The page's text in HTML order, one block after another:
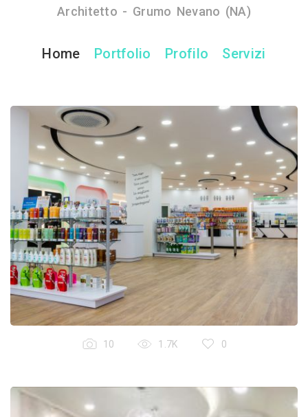
Architetto - Grumo Nevano (NA)
Home Portfolio Profilo Servizi
10 1.7K 0